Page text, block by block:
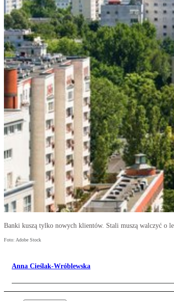
Banki kuszą tylko nowych klientów. Stali muszą walczyć o
Foto: Adobe Stock
Anna Cieślak-Wróblewska